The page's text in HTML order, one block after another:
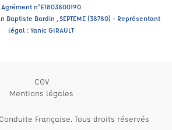
Agrément n°E1803800190
Baptiste Bardin , SEPTEME (38780) - Représentant
légal : Yanic GIRAULT
CGV
Mentions légales
Française. Tous droits réservés